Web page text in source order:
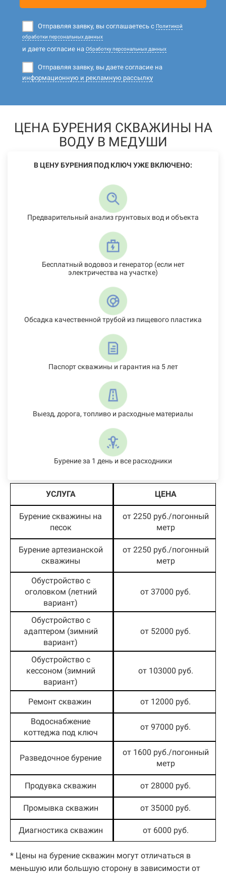
Отправляя заявку, вы соглашаетесь с Политикой
обработки персональных данных
и даете согласие на Обработку персональных данных
Отправляя заявку, вы даете согласие на
информационную и рекламную рассылку
ЦЕНА БУРЕНИЯ СКВАЖИНЫ НА
ВОДУ В МЕДУШИ
В ЦЕНУ БУРЕНИЯ ПОД КЛЮЧ УЖЕ ВКЛЮЧЕНО:
Предварительный анализ грунтовых вод и объекта
Бесплатный водовоз и генератор (если нет
электричества на участке)
Обсадка качественной трубой из пищевого пластика
Паспорт скважины и гарантия на 5 лет
Выезд, дорога, топливо и расходные материалы
Бурение за 1 день и все расходники
УСЛУГА ЦЕНА
Бурение скважины на
песок
от 2250 руб./погонный
метр
Бурение артезианской
скважины
от 2250 руб./погонный
метр
Обустройство с
оголовком (летний
вариант)
от 37000 руб.
Обустройство с
адаптером (зимний
вариант)
от 52000 руб.
Обустройство с
кессоном (зимний
вариант)
от 103000 руб.
Ремонт скважин от 12000 руб.
Водоснабжение
коттеджа под ключ
от 97000 руб.
Разведочное бурение
от 1600 руб./погонный
метр
Продувка скважин от 28000 руб.
Промывка скважин от 35000 руб.
Диагностика скважин от 6000 руб.
* Цены на бурение скважин могут отличаться в
меньшую или большую сторону в зависимости от